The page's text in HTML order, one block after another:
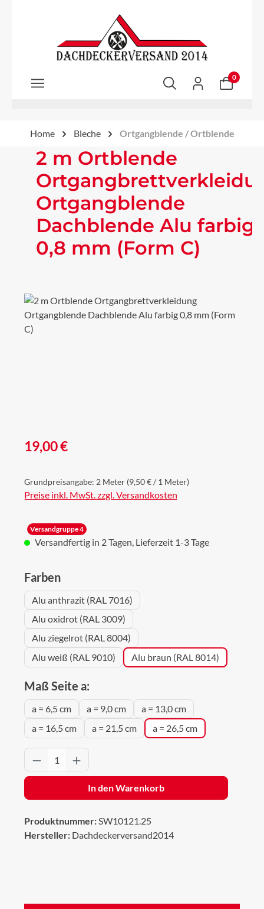
Zum Hauptinhalt springen
0
Home Bleche Ortgangblende / Ortblende
2 m Ortblende
Ortgangblende
Dachblende Alu farbig
0,8 mm (Form C)
Bildergalerie überspringen
Regulärer Preis:
19,00 €
Grundpreisangabe: 2 Meter (9,50 € / 1 Meter)
Preise inkl. MwSt. zzgl. Versandkosten
Versandgruppe 4
Versandfertig in 2 Tagen, Lieferzeit 1-3 Tage
Farbenauswählen
Alu anthrazit (RAL 7016)
Alu oxidrot (RAL 3009)
Alu ziegelrot (RAL 8004)
Alu weiß (RAL 9010)
Alu braun (RAL 8014)
Maß Seite a:
a = 6,5 cm a = 9,0 cm
a = 13,0 cm
a = 16,5 cm
a = 21,5 cm a = 26,5 cm
Produkt Anzahl: Gib den gewünschten
In den Warenkorb
Produktnummer:SW10121.25
Hersteller: Dachdeckerversand2014